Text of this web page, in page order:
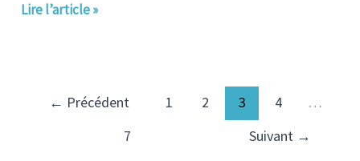
Lire l’article »
← Précédent 1 2 3 4
…
7
Suivant →